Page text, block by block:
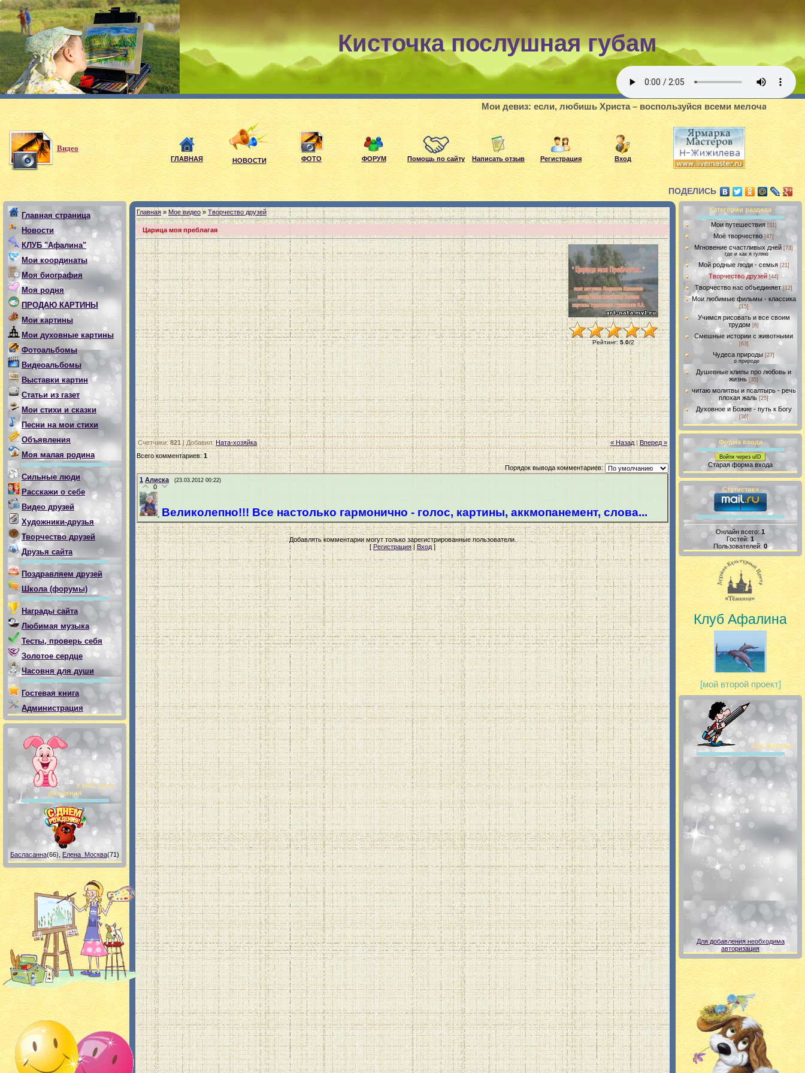
Кисточка послушная губам
Мои девиз: если, любишь Христа – воспользуйся всеми мелочами делать добро,
Видео
ГЛАВНАЯ НОВОСТИ ФОТО ФОРУМ Помощь по сайту Написать отзыв Регистрация Вход
ПОДЕЛИСЬ
Главная страница
Новости
КЛУБ "Афалина"
Мои координаты
Моя биография
Моя родня
ПРОДАЮ КАРТИНЫ
Мои картины
Мои духовные картины
Фотоальбомы
Видеоальбомы
Выставки картин
Статьи из газет
Мои стихи и сказки
Песни на мои стихи
Объявления
Моя малая родина
Сильные люди
Расскажи о себе
Видео друзей
Художники-друзья
Творчество друзей
Друзья сайта
Поздравляем друзей
Школа (форумы)
Награды сайта
Любимая музыка
Тесты, проверь себя
Золотое сердце
Часовня для души
Гостевая книга
Администрация
У НАС День
рождения
Басласанна(66) Елена_Москва(71)
Главная » Мое видео »Творчество друзей
Царица моя преблагая
Рейтинг:5.0/2
« Назад|Вперед »
Счетчики:821| Добавил: Ната-хозяйка
Всего комментариев:1
Порядок вывода комментариев:
1 Алиска (23.03.2012 00:22)
0
Великолепно!!! Все настолько гармонично - голос, картины, аккмопанемент, слова...
Добавлять комментарии могут только зарегистрированные пользователи.
[Регистрация|Вход]
Категории раздела
Мои путешествия [31]
Моё творчество [47]
Мгновение счастливых дней [73]
где и как я гуляю
Мой родные люди - семья [21]
Творчество друзей [44]
Творчество нас объединяет [12]
Мои любимые фильмы - классика
[15]
Учимся рисовать и все своим
трудом [6]
Смешные истории с животными
[63]
Чудеса природы [27]
о природе
Душевные клипы про любовь и
жизнь [35]
читаю молитвы и псалтырь - речь
плохая жаль [25]
Духовное и Божие - путь к Богу
[36]
Форма входа
Войти через uID
Старая форма входа
Статистика
Онлайн всего:1
Гостей: 1
Пользователей: 0
Клуб Афалина
[мой второй проект]
КАК ЖИЗНЬ?
Для добавления необходима
авторизация